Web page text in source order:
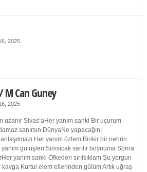
2025
M Can Guney
2025
uzanır Sivas’aHer yanım sanki Bir uçurum
sanırsın DünyaNe yapacağını
anlaşılmazı Her yanım özlem Birikir bir nehrin
gülüşleri Sımsıcak sarılır boynuma Sonra
yanım sanki Öfkeden sırılsıklam Şu yorgun
Kurtul elem ellerinden gülüm Artık uğraş